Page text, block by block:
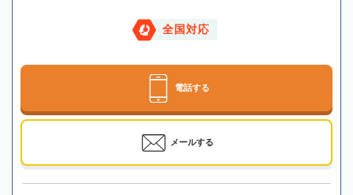
全国対応
電話する
メールする